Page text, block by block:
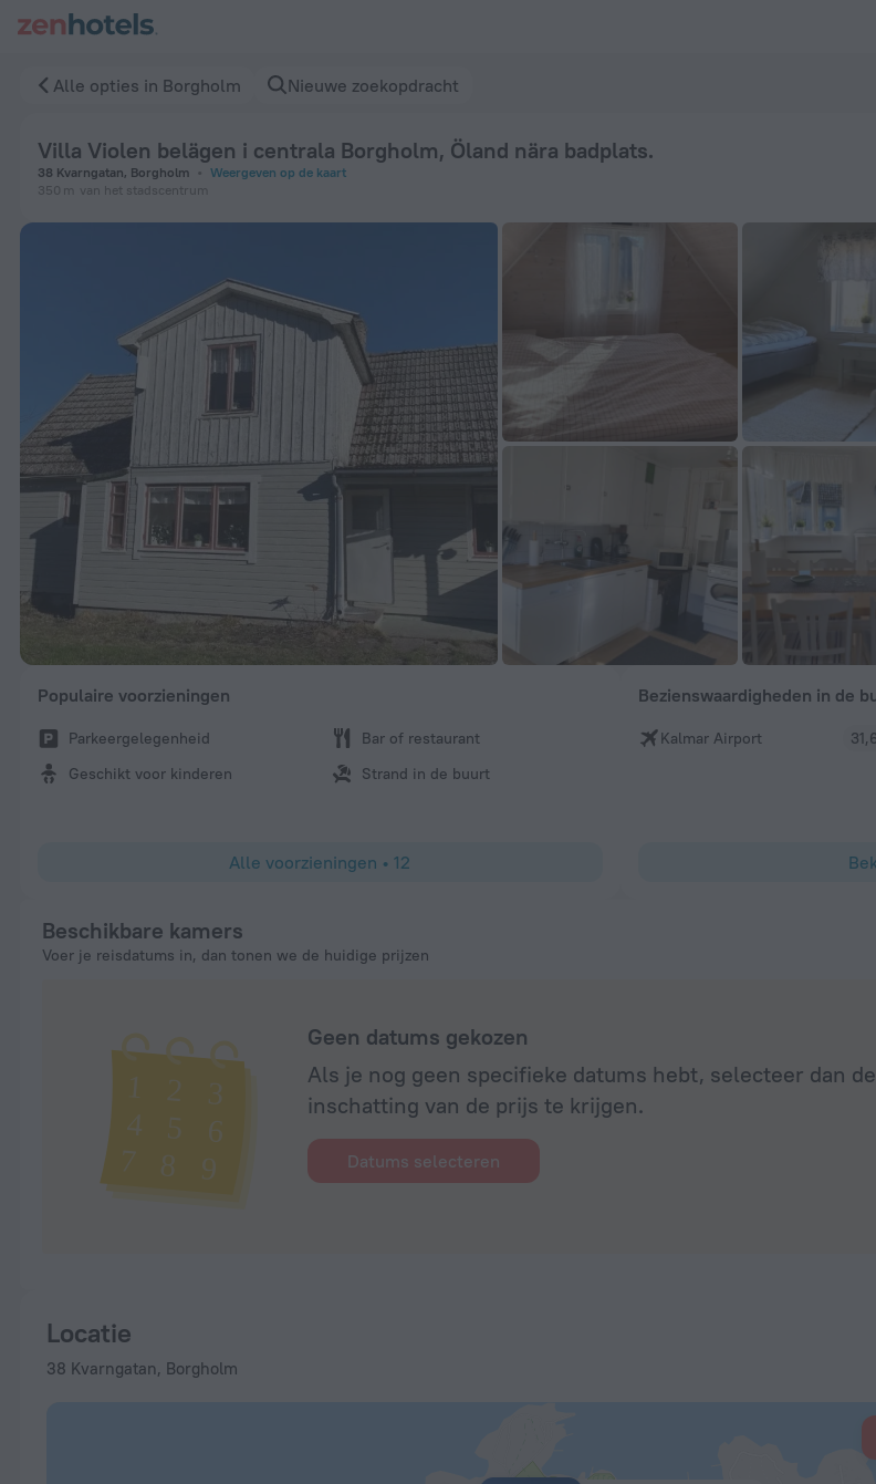
Alle opties in Borgholm Nieuwe zoekopdracht
Villa Violen belägen i centrala Borgholm, Öland nära badplats.
38 Kvarngatan, Borgholm
Weergeven op de kaart
350 m
van het stadscentrum
Populaire voorzieningen
Parkeergelegenheid
Geschikt voor kinderen
Bar of restaurant
Strand in de buurt
Alle voorzieningen •12
Bezienswaardigheden in de
Kalmar Airport
Beschikbare kamers
Voer je reisdatums in, dan tonen we de huidige prijzen
Geen datums gekozen
Als je nog geen specifieke datums hebt, selecteer dan
inschatting van de prijs te krijgen.
Datums selecteren
Locatie
38 Kvarngatan, Borgholm
Villa Violen belägen i centrala Borgholm, Öland nära badplats. in Borgholm — Boek nu op ZenHotels.com